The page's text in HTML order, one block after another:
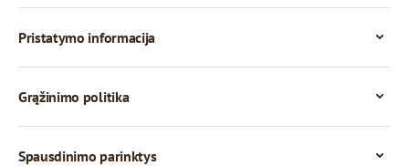
Pristatymo informacija
Grąžinimo politika
Spausdinimo parinktys